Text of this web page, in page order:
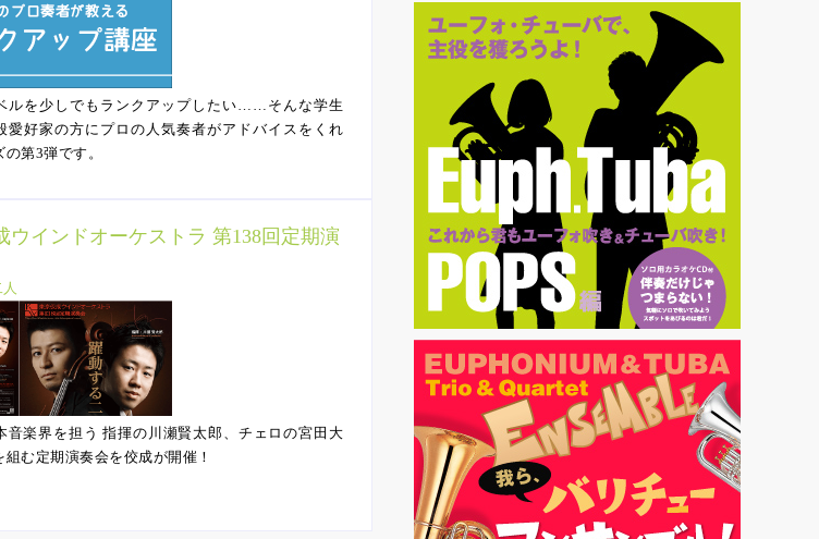
ルを少しでもランクアップしたい……そんな学生
愛好家の方にプロの人気奏者がアドバイスをくれ
第3弾です。
ウインドオーケストラ 第138回定期演
音楽界を担う 指揮の川瀬賢太郎、チェロの宮田大
組む定期演奏会を佼成が開催！